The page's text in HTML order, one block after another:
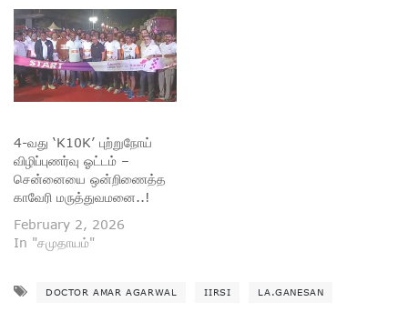
4-வது ‘K10K’ புற்றுநோய்
விழிப்புணர்வு ஓட்டம் –
சென்னையை ஒன்றிணைத்த
காவேரி மருத்துவமனை..!
February 2, 2026
In "சமுதாயம்"
DOCTOR AMAR AGARWAL IIRSI LA.GANESAN